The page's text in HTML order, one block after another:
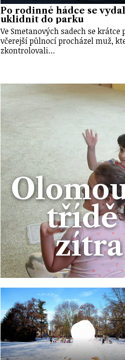
Po rodinné hádce se vydal
uklidnit do parku
Ve Smetanových sadech se krátce
včerejší půlnocí procházel muž,
zkontrolovali…
třídě